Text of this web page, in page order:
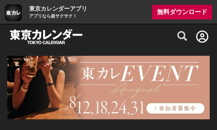
東京カレンダーアプリ
アプリなら超サクサク！
無料ダウンロード
グルメ情報・プレミアムレストラン予約